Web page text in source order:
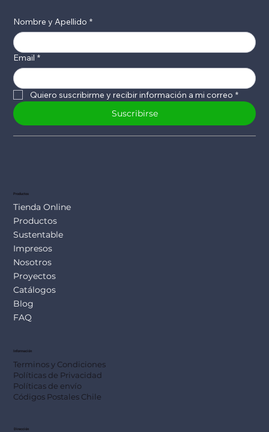
Nombre y Apellido *
Email *
Quiero suscribirme y recibir información a mi correo *
Suscribirse
Productos
Tienda Online
Productos
Sustentable
Impresos
Nosotros
Proyectos
Catálogos
Blog
FAQ
Información
Terminos y Condiciones
Políticas de Privacidad
Políticas de envío
Códigos Postales Chile
Dirección